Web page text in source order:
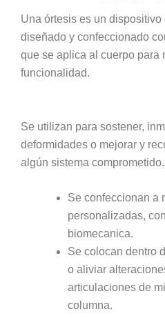
Una órtesis es un dispositivo
diseñado y confeccionado
que se aplica al cuerpo para
funcionalidad.
Se utilizan para sostener,
deformidades o mejorar y
algún sistema comprometido.
Se confeccionan a
personalizadas,
biomecanica.
Se colocan dentro
o aliviar
articulaciones de
columna.